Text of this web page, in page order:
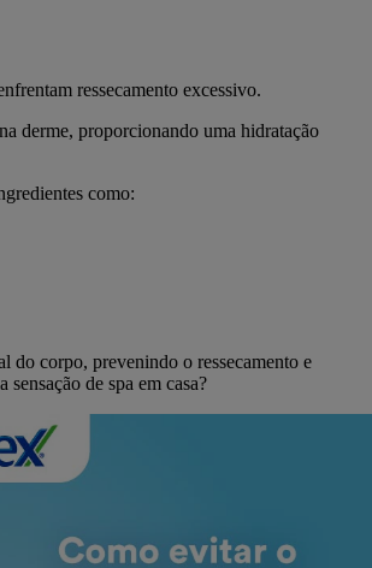
ressecamento excessivo.
derme, proporcionando uma hidratação
como:
do corpo, prevenindo o ressecamento e
de spa em casa?